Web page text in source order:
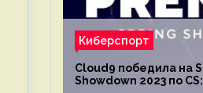
Киберспорт
Cloud9 победила на
Showdown 2023 по